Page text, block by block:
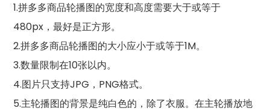
1.拼多多商品轮播图的宽度和高度需要大于或等于
480px，最好是正方形。
2.拼多多商品轮播图的大小应小于或等于1M。
3.数量限制在10张以内。
4.图片只支持JPG，PNG格式。
5.主轮播图的背景是纯白色的，除了衣服。在主轮播放地